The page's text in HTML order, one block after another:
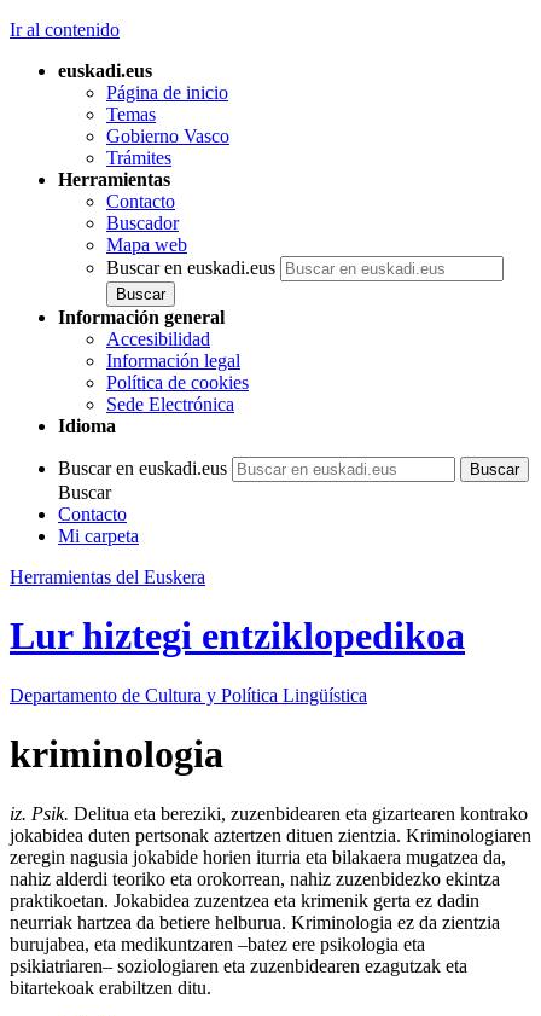
Ir al contenido
euskadi.eus
Página de inicio
Temas
Gobierno Vasco
Trámites
Herramientas
Contacto
Buscador
Mapa web
Buscar en euskadi.eus
Información general
Accesibilidad
Información legal
Política de cookies
Sede Electrónica
Idioma
Buscar en euskadi.eus
Buscar
Contacto
Mi carpeta
Herramientas del Euskera
Lur hiztegi entziklopedikoa
Departamento de Cultura y Política Lingüística
kriminologia
iz. Psik. Delitua eta bereziki, zuzenbidearen eta gizartearen kontrako
jokabidea duten pertsonak aztertzen dituen zientzia. Kriminologiaren
zeregin nagusia jokabide horien iturria eta bilakaera mugatzea da,
nahiz alderdi teoriko eta orokorrean, nahiz zuzenbidezko ekintza
praktikoetan. Jokabidea zuzentzea eta krimenik gerta ez dadin
neurriak hartzea da betiere helburua. Kriminologia ez da zientzia
burujabea, eta medikuntzaren –batez ere psikologia eta
psikiatriaren– soziologiaren eta zuzenbidearen ezagutzak eta
bitartekoak erabiltzen ditu.